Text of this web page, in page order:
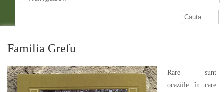
Familia Grefu
Rare sunt
ocaziile în care